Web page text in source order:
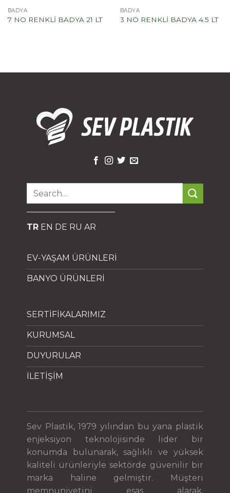
BADYA
7 NO RENKLİ BADYA 21 LT
BADYA
3 NO RENKLİ BADYA 4.5 LT
EV-YAŞAM ÜRÜNLERİ
BANYO ÜRÜNLERİ
SERTİFİKALARIMIZ
KURUMSAL
DUYURULAR
İLETİŞİM
Search
TR EN DE RU AR
Sev Plastik, 1979 yılından bu yana plastik
enjeksiyon teknolojisinde lider bir
konumda bulunarak, sağlıklı ve yüksek
kaliteli ürünleriyle sektörde güvenilir bir
marka haline gelmiştir. Müşteri
memnuniyetini esas alarak,